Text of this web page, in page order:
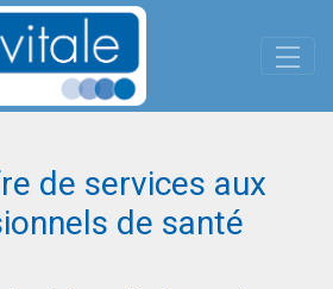
Professionnels
de services aux
de santé
cookies